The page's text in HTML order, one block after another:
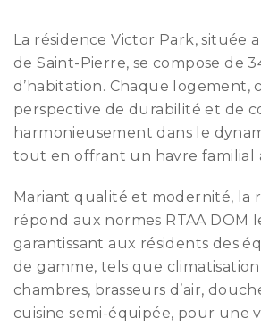
La résidence Victor Park, située
de Saint-Pierre, se compose de
d’habitation. Chaque logement,
perspective de durabilité et de
harmonieusement dans le
tout en offrant un havre familial
Mariant qualité et modernité, la
répond aux normes RTAA DOM
garantissant aux résidents des
de gamme, tels que
chambres, brasseurs d’air,
cuisine semi-équipée, pour une